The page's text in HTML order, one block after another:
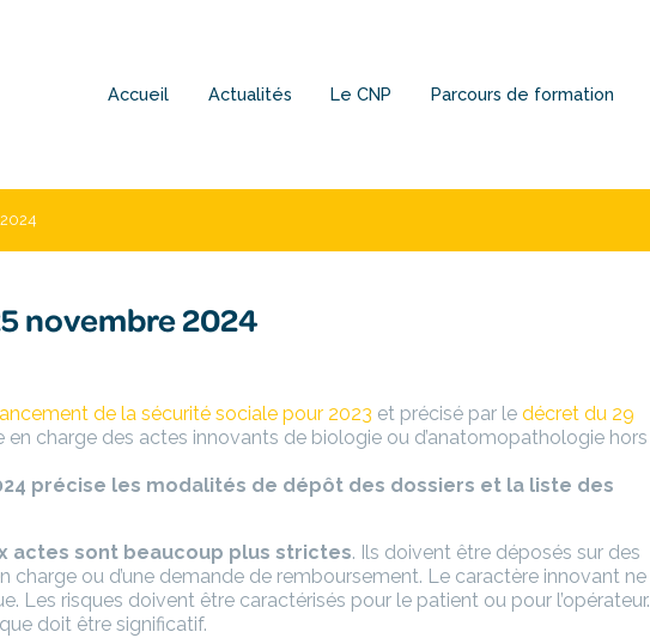
Accueil Actualités Le CNP Parcours de formation
novembre 2024
de la sécurité sociale pour 2023 et précisé par le décret du 29
charge des actes innovants de biologie ou d’anatomopathologie hors
précise les modalités de dépôt des dossiers et la liste des
actes sont beaucoup plus strictes. Ils doivent être déposés sur des
charge ou d’une demande de remboursement. Le caractère innovant ne
Les risques doivent être caractérisés pour le patient ou pour l’opérateur.
doit être significatif.